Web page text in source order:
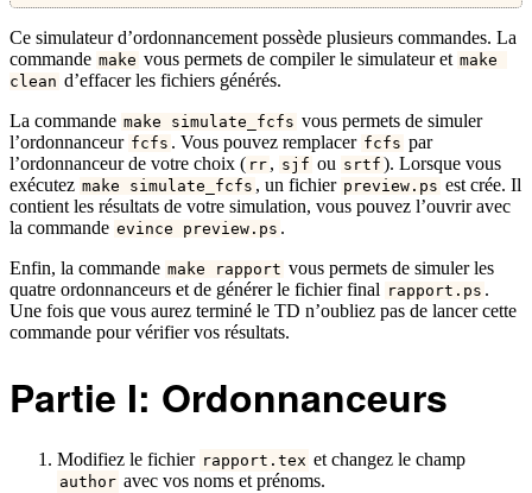
Ce simulateur d’ordonnancement possède plusieurs commandes. La
commande make vous permets de compiler le simulateur et make
clean d’effacer les fichiers générés.
La commande make simulate_fcfs vous permets de simuler
l’ordonnanceur fcfs . Vous pouvez remplacer fcfs par
l’ordonnanceur de votre choix ( rr , sjf ou srtf ). Lorsque vous
exécutez make simulate_fcfs , un fichier preview.ps est crée. Il
contient les résultats de votre simulation, vous pouvez l’ouvrir avec
la commande evince preview.ps .
Enfin, la commande make rapport vous permets de simuler les
quatre ordonnanceurs et de générer le fichier final rapport.ps .
Une fois que vous aurez terminé le TD n’oubliez pas de lancer cette
commande pour vérifier vos résultats.
Partie I: Ordonnanceurs
Modifiez le fichier rapport.tex et changez le champ
author avec vos noms et prénoms.